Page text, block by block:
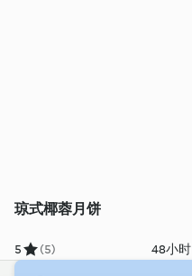
琼式椰蓉月饼
5 (5) 48小时